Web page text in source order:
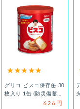
グリコ ビスコ保存缶 30
枚入り 1缶 (防災備蓄の
倉庫番 災害対策本舗)
626円